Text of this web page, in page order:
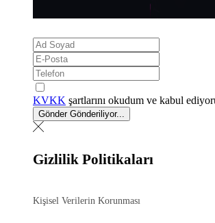
KVKK şartlarını okudum ve kabul
Gönder Gönderiliyor...
Gizlilik Politikaları
Kişisel Verilerin Korunması